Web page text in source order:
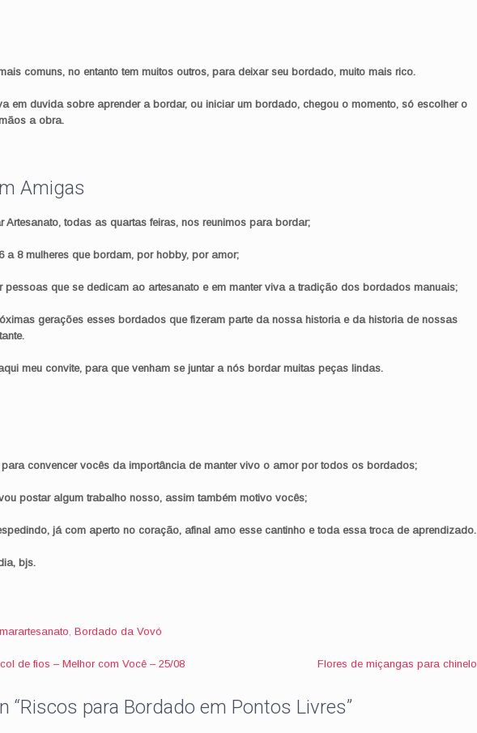
comuns, no entanto tem muitos outros, para deixar seu bordado, muito mais rico.
em duvida sobre aprender a bordar, ou iniciar um bordado, chegou o momento, só escolher o
a obra.
Amigas
Artesanato, todas as quartas feiras, nos reunimos para bordar;
a 8 mulheres que bordam, por hobby, por amor;
pessoas que se dedicam ao artesanato e em manter viva a tradição dos bordados manuais;
gerações esses bordados que fizeram parte da nossa historia e da historia de nossas
meu convite, para que venham se juntar a nós bordar muitas peças lindas.
convencer vocês da importância de manter vivo o amor por todos os bordados;
postar algum trabalho nosso, assim também motivo vocês;
já com aperto no coração, afinal amo esse cantinho e toda essa troca de aprendizado.
bjs.
, Bordado da Vovó
de fios – Melhor com Você – 25/08 Flores de miçangas para chinelo
“Riscos para Bordado em Pontos Livres”